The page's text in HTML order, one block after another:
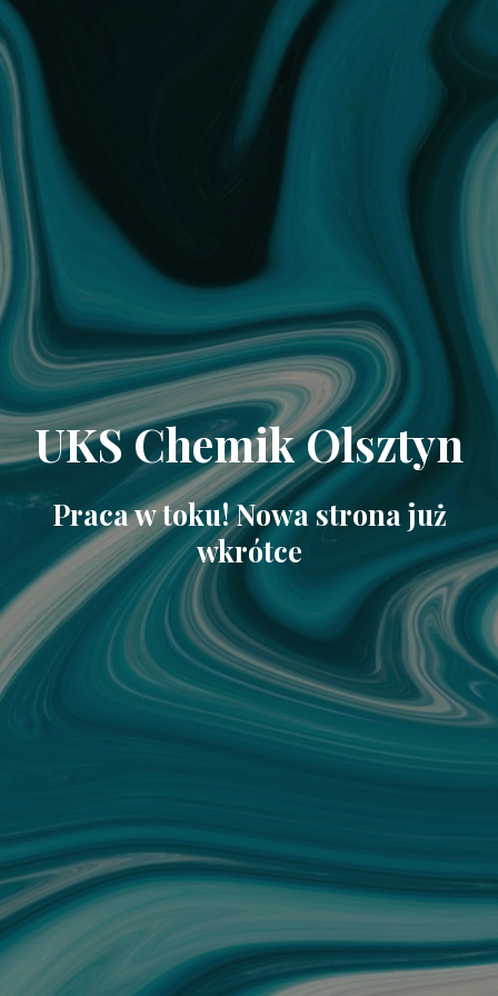
UKS Chemik Olsztyn
Praca w toku! Nowa strona już
wkrótce